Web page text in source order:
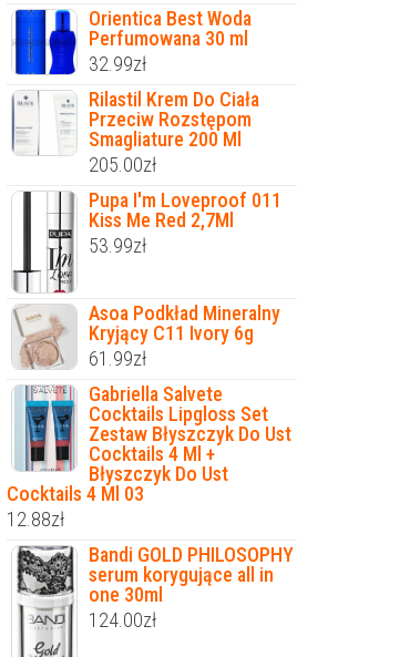
Orientica Best Woda
Perfumowana 30 ml
32.99zł
Rilastil Krem Do Ciała
Przeciw Rozstępom
Smagliature 200 Ml
205.00zł
Pupa I'm Loveproof 011
Kiss Me Red 2,7Ml
53.99zł
Asoa Podkład Mineralny
Kryjący C11 Ivory 6g
61.99zł
Gabriella Salvete
Cocktails Lipgloss Set
Zestaw Błyszczyk Do Ust
Cocktails 4 Ml +
Błyszczyk Do Ust
Cocktails 4 Ml 03
12.88zł
Bandi GOLD PHILOSOPHY
serum korygujące all in
one 30ml
124.00zł